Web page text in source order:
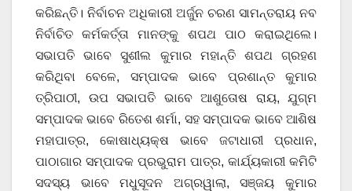
କରିଛନ୍ତି। ନିର୍ବାଚନ ଅଧିକାରୀ ଅର୍ଜୁନ ଚରଣ ସାମନ୍ତରାୟ ନବ
ନିର୍ବାଚିତ କର୍ମକର୍ତ୍ତା ମାନଙ୍କୁ ଶପଥ ପାଠ କରାଇଥିଲେ।
ସଭାପତି ଭାବେ ସୁଶୀଲ କୁମାର ମହାନ୍ତି ଶପଥ ଗ୍ରହଣ
କରିଥିବା ବେଳେ, ସମ୍ପାଦକ ଭାବେ ପ୍ରଶାନ୍ତ କୁମାର
ତ୍ରିପାଠୀ, ଉପ ସଭାପତି ଭାବେ ଆଶୁତୋଷ ରାୟ, ଯୁଗ୍ମ
ସମ୍ପାଦକ ଭାବେ ରିତେଶ ଶର୍ମା, ସହ ସମ୍ପାଦକ ଭାବେ ଆଶିଷ
ମହାପାତ୍ର, କୋଷାଧ୍ୟକ୍ଷ ଭାବେ ଜଟାଧାରୀ ପ୍ରଧାନ,
ପାଠାଗାର ସମ୍ପାଦକ ପ୍ରଭୁରାମ ପାତ୍ର, କାର୍ଯ୍ୟକାରୀ କମିଟି
ସଦସ୍ୟ ଭାବେ ମଧୁସୂଦନ ଅଗ୍ରୱାଲା, ସଞ୍ଜୟ କୁମାର